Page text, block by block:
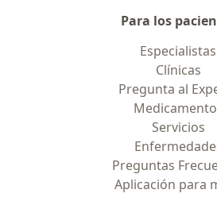
Para los
Especialistas
Clínicas
Pregunta al
Servicios
Preguntas
Aplicación para